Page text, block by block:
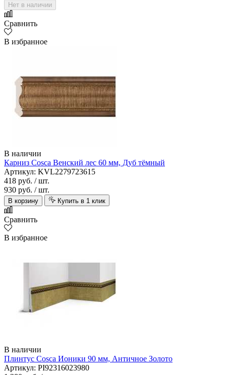
Нет в наличии
Сравнить
В избранное
В наличии
Карниз Cosca Венский лес 60 мм, Дуб тёмный
Артикул: KVL2279723615
418 руб. / шт.
930 руб. / шт.
В корзину Купить в 1 клик
Сравнить
В избранное
В наличии
Плинтус Cosca Ионики 90 мм, Античное Золото
Артикул: PI92316023980